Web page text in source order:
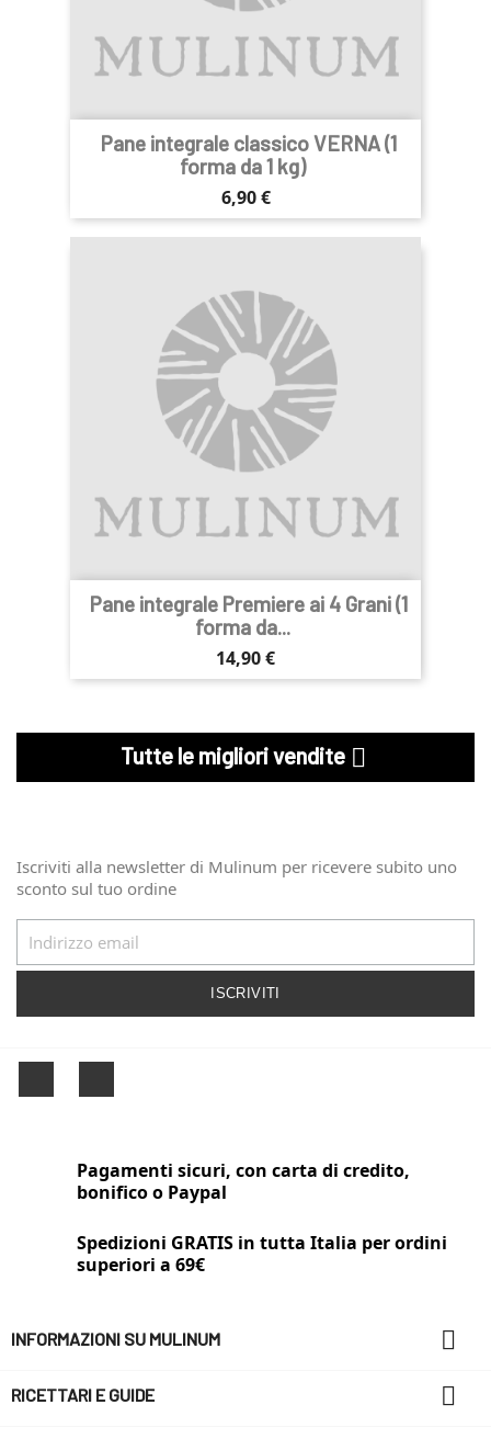
Pane integrale classico VERNA (1
forma da 1 kg)
Prezzo
6,90 €
Pane integrale Premiere ai 4 Grani (1
forma da...
Prezzo
14,90 €
Tutte le migliori vendite 
Iscriviti alla newsletter di Mulinum per ricevere subito uno
sconto sul tuo ordine
Pagamenti sicuri, con carta di credito,
bonifico o Paypal
Spedizioni GRATIS in tutta Italia per ordini
superiori a 69€
INFORMAZIONI SU MULINUM 
RICETTARI E GUIDE
